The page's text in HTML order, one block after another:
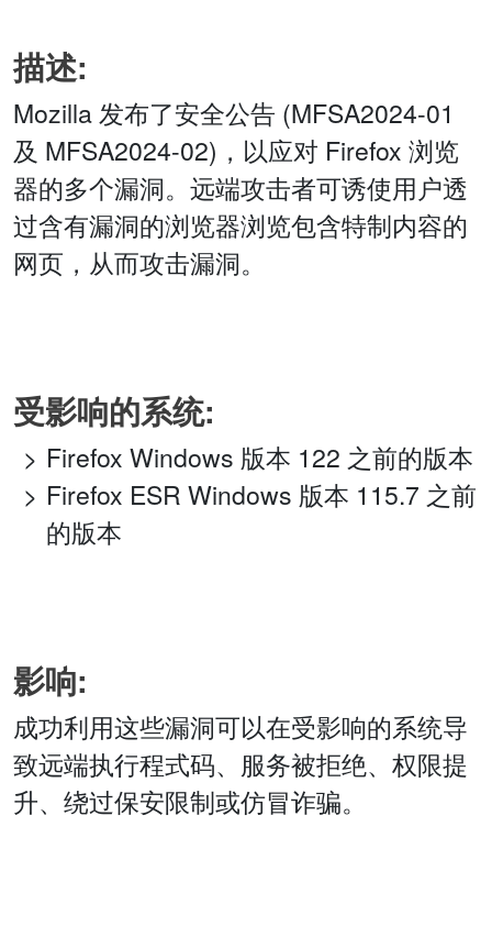
描述:
Mozilla 发布了安全公告 (MFSA2024-01
及 MFSA2024-02)，以应对 Firefox 浏览
器的多个漏洞。远端攻击者可诱使用户透
过含有漏洞的浏览器浏览包含特制内容的
网页，从而攻击漏洞。
受影响的系统:
Firefox Windows 版本 122 之前的版本
Firefox ESR Windows 版本 115.7 之前
的版本
影响:
成功利用这些漏洞可以在受影响的系统导
致远端执行程式码、服务被拒绝、权限提
升、绕过保安限制或仿冒诈骗。